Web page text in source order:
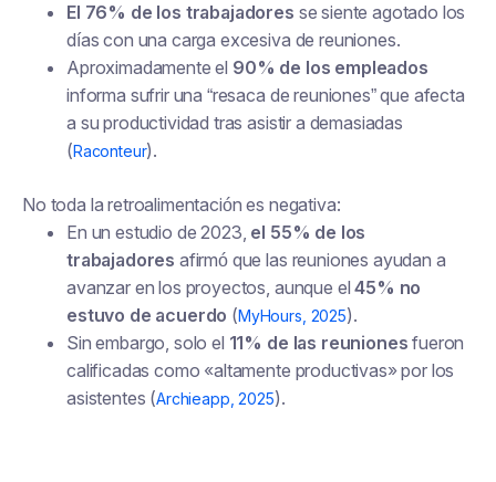
El 76% de los trabajadores se siente agotado los
días con una carga excesiva de reuniones.
Aproximadamente el 90% de los empleados
informa sufrir una “resaca de reuniones” que afecta
a su productividad tras asistir a demasiadas
(Raconteur).
No toda la retroalimentación es negativa:
En un estudio de 2023, el 55% de los
trabajadores afirmó que las reuniones ayudan a
avanzar en los proyectos, aunque el45% no
estuvo de acuerdo (MyHours, 2025).
Sin embargo, solo el 11% de las reuniones fueron
calificadas como «altamente productivas» por los
asistentes (Archieapp, 2025).